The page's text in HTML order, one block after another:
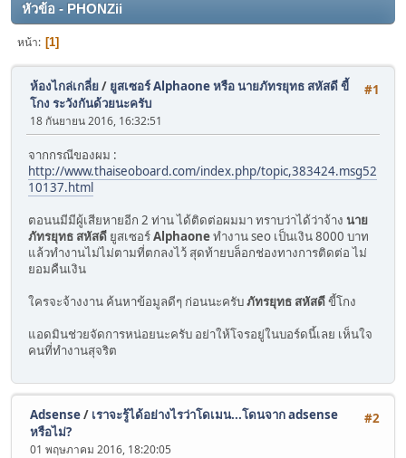
หัวข้อ - PHONZii
หน้า 1
#1
ห้องไกล่เกลี่ย/ ยูสเซอร์ Alphaone หรือ นายภัทรยุทธ สหัสดี ขี้
โกง ระวังกันด้วยนะครับ
18 กันยายน 2016, 16:32:51
จากกรณีของผม :
http://www.thaiseoboard.com/index.php/topic,383424.msg52
10137.html
ตอนนมีมีผู้เสียหายอีก 2 ท่าน ได้ติดต่อผมมา ทราบว่าได้ว่าจ้าง นาย
ภัทรยุทธ สหัสดี ยูสเซอร์Alphaoneทำงาน seo เป็นเงิน 8000 บาท
แล้วทำงานไม่ไม่ตามที่ตกลงไว้ สุดท้ายบล็อกช่องทางการติดต่อ ไม่
ยอมคืนเงิน
ใครจะจ้างงาน ค้นหาข้อมูลดีๆ ก่อนนะครับภัทรยุทธ สหัสดีขี้โกง
แอดมินช่วยจัดการหน่อยนะครับ อย่าให้โจรอยู่ในบอร์ดนี้เลย เห็นใจ
คนที่ทำงานสุจริต
#2
Adsense/ เราจะรู้ได้อย่างไรว่าโดเมน...โดนจาก adsense
หรือไม่?
01 พฤษภาคม 2016, 18:20:05